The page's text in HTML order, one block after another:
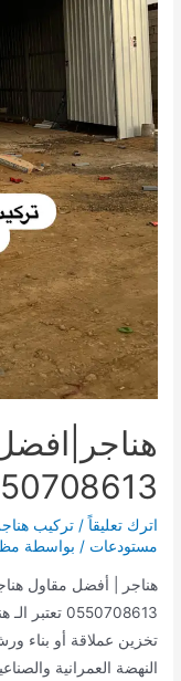
اترك تعليقاً /تركيب
مستودعات / بواسطة
هناجر | أفضل مقاول
تخزين عملاقة أو بناء
النهضة العمرانية